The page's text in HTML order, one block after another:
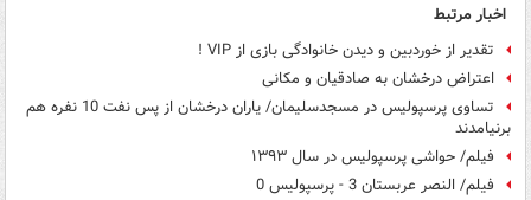
اخبار مرتبط
تقدیر از خوردبین و دیدن خانوادگی بازی از VIP !
اعتراض درخشان به صادقیان و مکانی
تساوی پرسپولیس در مسجدسلیمان/ یاران درخشان از پس نفت 10 نفره هم
برنیامدند
فیلم/ حواشی پرسپولیس در سال ۱۳۹۳
فیلم/ النصر عربستان 3 - پرسپولیس 0